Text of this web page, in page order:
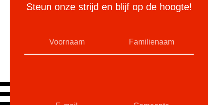
Steun onze strijd en blijf op de hoogte!